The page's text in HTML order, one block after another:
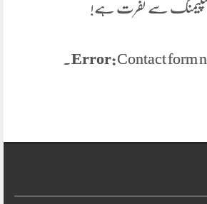
سپیمنگ سے نفرت ہے!
Error:Contact form